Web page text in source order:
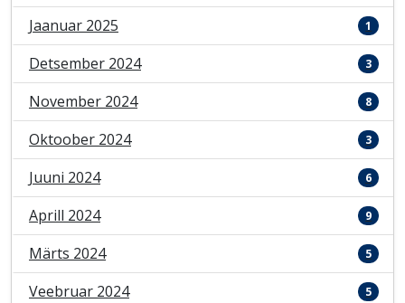
Jaanuar 2025 1
Detsember 2024 3
November 2024 8
Oktoober 2024 3
Juuni 2024 6
Aprill 2024 9
Märts 2024 5
Veebruar 2024 5